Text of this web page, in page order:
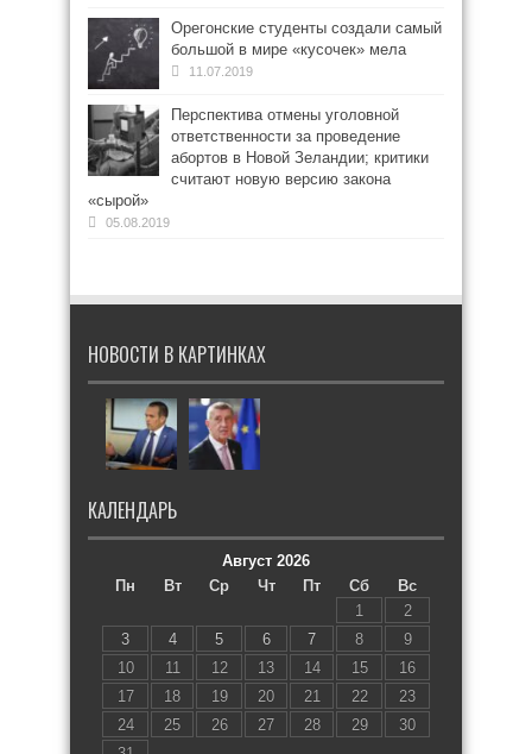
Орегонские студенты создали самый
большой в мире «кусочек» мела
11.07.2019
Перспектива отмены уголовной
ответственности за проведение
абортов в Новой Зеландии; критики
считают новую версию закона
«сырой»
05.08.2019
НОВОСТИ В КАРТИНКАХ
КАЛЕНДАРЬ
Август 2026
Пн
Вт Ср Чт Пт Сб
Вс
1
2
3
4 5 6 7 8
9
10
11 12 13 14 15
16
17
18 19 20 21 22
23
24
25 26 27 28 29
30